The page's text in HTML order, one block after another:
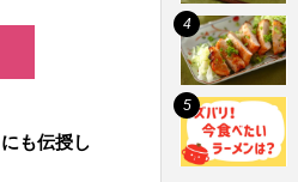
も伝授し